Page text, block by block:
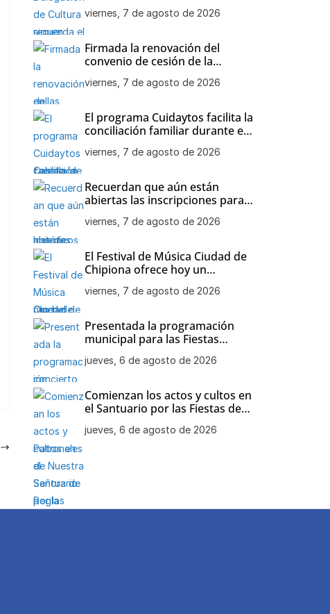
teatralizadas al Castillo de
viernes, 7 de agosto de 2026
Firmada la renovación del
convenio de cesión de la
barcos históricos de Julio
Chipiona
viernes, 7 de agosto de 2026
El programa Cuidaytos facilita la
conciliación familiar durante el
viernes, 7 de agosto de 2026
Recuerdan que aún están
abiertas las inscripciones para
Chipiona
viernes, 7 de agosto de 2026
El Festival de Música Ciudad de
Chipiona ofrece hoy un
Flamenca
viernes, 7 de agosto de 2026
Presentada la programación
municipal para las Fiestas
de Regla
jueves, 6 de agosto de 2026
Comienzan los actos y cultos en
el Santuario por las Fiestas de
jueves, 6 de agosto de 2026